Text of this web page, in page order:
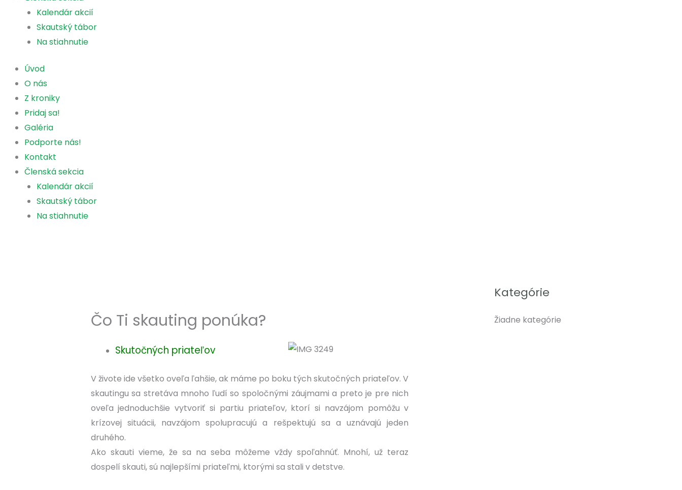
Kalendár akcií
Skautský tábor
Na stiahnutie
Úvod
O nás
Z kroniky
Pridaj sa!
Galéria
Podporte nás!
Kontakt
Členská sekcia
Kalendár akcií
Skautský tábor
Na stiahnutie
Čo Ti skauting ponúka?
Skutočných priateľov
V živote ide všetko oveľa ľahšie, ak máme po boku tých skutočných priateľov. V
skautingu sa stretáva mnoho ľudí so spoločnými záujmami a preto je pre nich
oveľa jednoduchšie vytvoriť si partiu priateľov, ktorí si navzájom pomôžu v
krízovej situácii, navzájom spolupracujú a rešpektujú sa a uznávajú jeden
druhého.
Ako skauti vieme, že sa na seba môžeme vždy spoľahnúť. Mnohí, už teraz
dospelí skauti, sú najlepšími priateľmi, ktorými sa stali v detstve.
Kategórie
Žiadne kategórie